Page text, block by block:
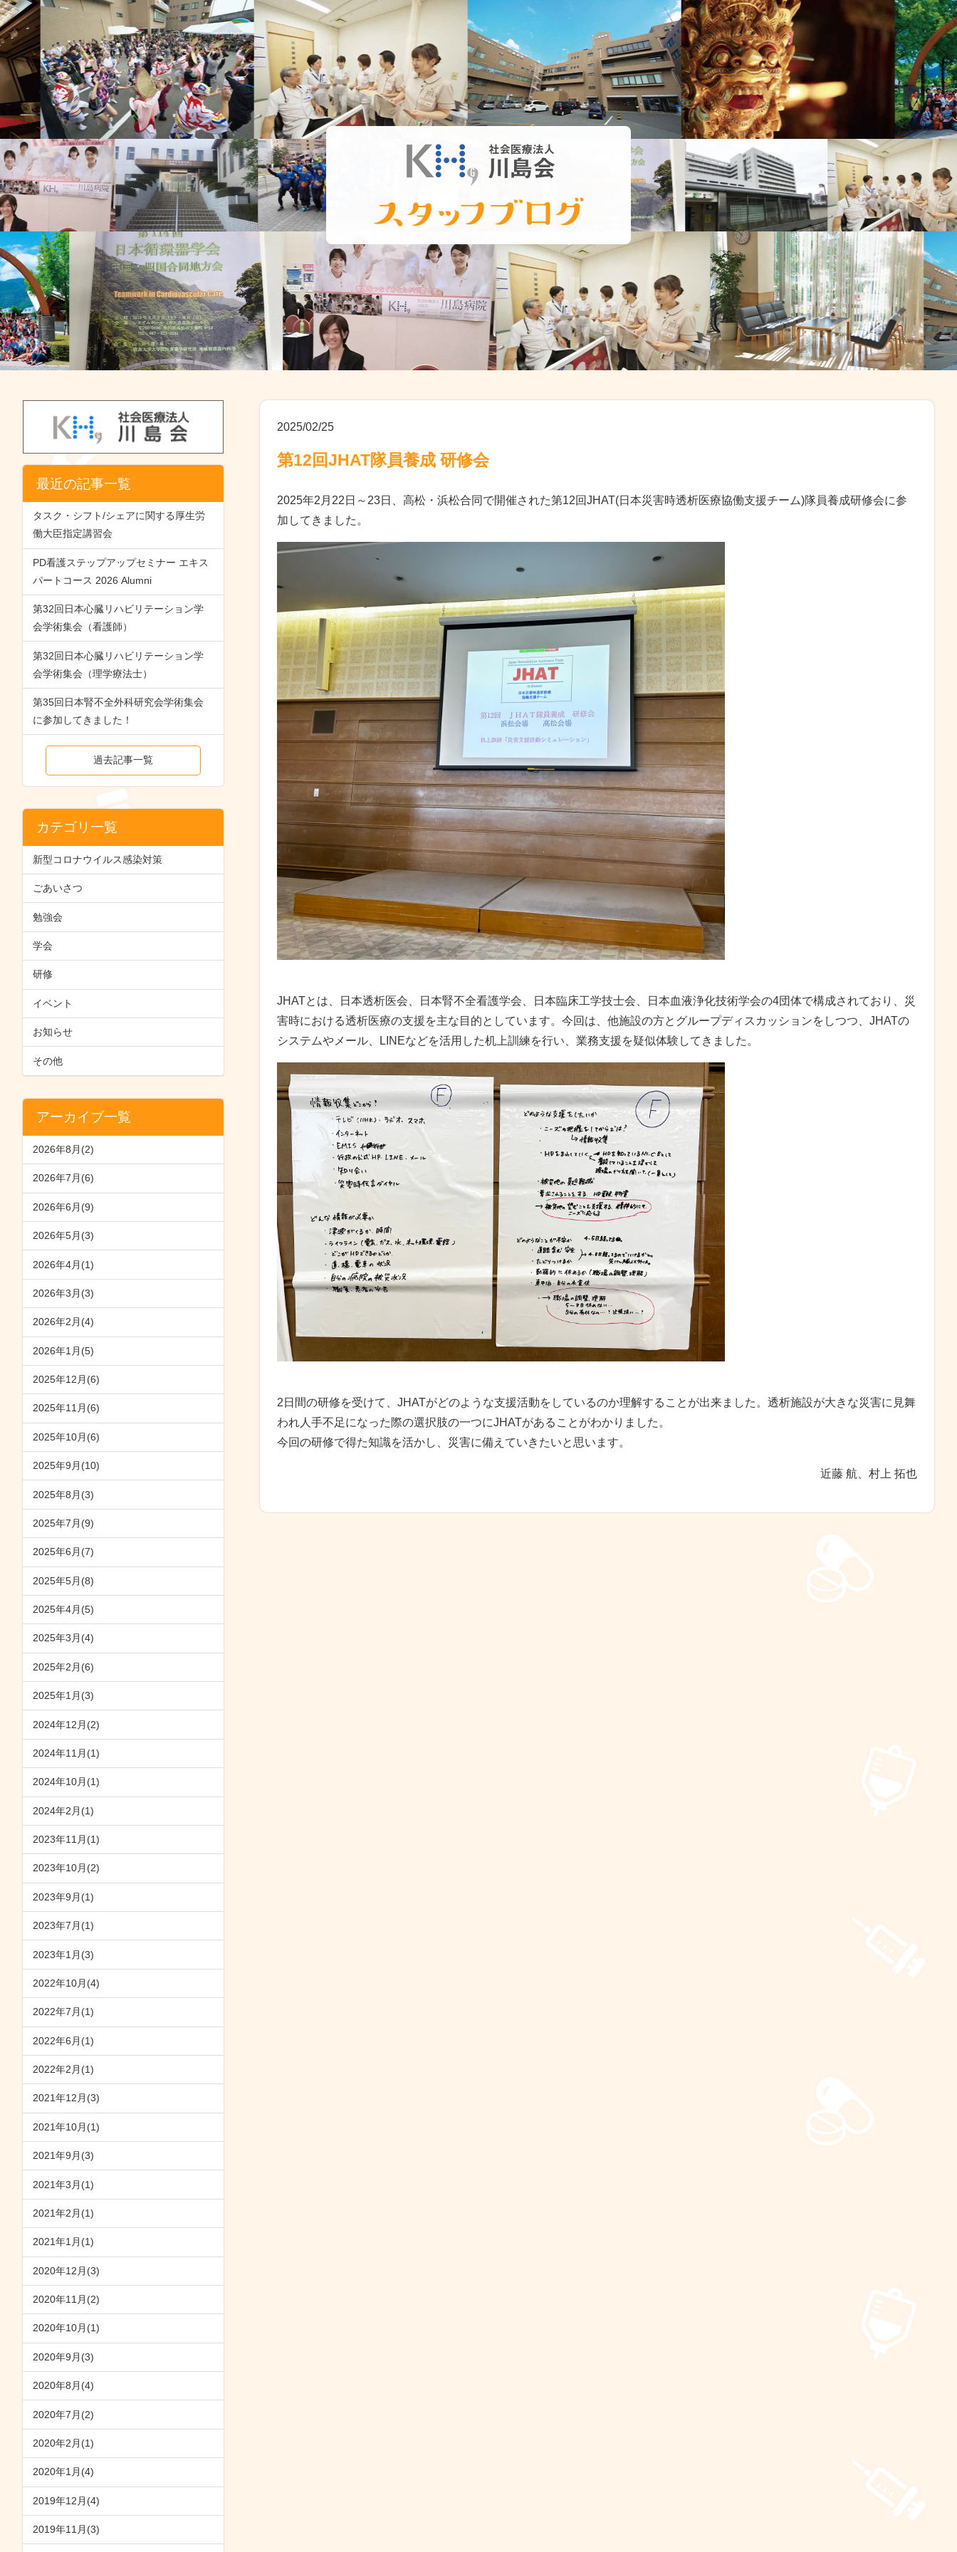
最近の記事一覧
タスク・シフト/シェアに関する厚生労
働大臣指定講習会
PD看護ステップアップセミナー エキス
パートコース 2026 Alumni
第32回日本心臓リハビリテーション学
会学術集会（看護師）
第32回日本心臓リハビリテーション学
会学術集会（理学療法士）
第35回日本腎不全外科研究会学術集会
に参加してきました！
過去記事一覧
カテゴリ一覧
新型コロナウイルス感染対策
ごあいさつ
勉強会
学会
研修
イベント
お知らせ
その他
アーカイブ一覧
2026年8月(2)
2026年7月(6)
2026年6月(9)
2026年5月(3)
2026年4月(1)
2026年3月(3)
2026年2月(4)
2026年1月(5)
2025年12月(6)
2025年11月(6)
2025年10月(6)
2025年9月(10)
2025年8月(3)
2025年7月(9)
2025年6月(7)
2025年5月(8)
2025年4月(5)
2025年3月(4)
2025年2月(6)
2025年1月(3)
2024年12月(2)
2024年11月(1)
2024年10月(1)
2024年2月(1)
2023年11月(1)
2023年10月(2)
2023年9月(1)
2023年7月(1)
2023年1月(3)
2022年10月(4)
2022年7月(1)
2022年6月(1)
2022年2月(1)
2021年12月(3)
2021年10月(1)
2021年9月(3)
2021年3月(1)
2021年2月(1)
2021年1月(1)
2020年12月(3)
2020年11月(2)
2020年10月(1)
2020年9月(3)
2020年8月(4)
2020年7月(2)
2020年2月(1)
2020年1月(4)
2019年12月(4)
2019年11月(3)
2025/02/25
第12回JHAT隊員養成 研修会
2025年2月22日～23日、高松・浜松合同で開催された第12回JHAT(日本災害時透析医療協働支援チーム)隊員養成研修会に参
加してきました。
JHATとは、日本透析医会、日本腎不全看護学会、日本臨床工学技士会、日本血液浄化技術学会の4団体で構成されており、災
害時における透析医療の支援を主な目的としています。今回は、他施設の方とグループディスカッションをしつつ、JHATの
システムやメール、LINEなどを活用した机上訓練を行い、業務支援を疑似体験してきました。
2日間の研修を受けて、JHATがどのような支援活動をしているのか理解することが出来ました。透析施設が大きな災害に見舞
われ人手不足になった際の選択肢の一つにJHATがあることがわかりました。
今回の研修で得た知識を活かし、災害に備えていきたいと思います。
近藤 航、村上 拓也